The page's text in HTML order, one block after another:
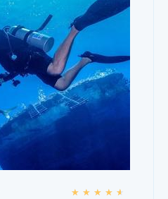
★ ★ ★ ★ ★